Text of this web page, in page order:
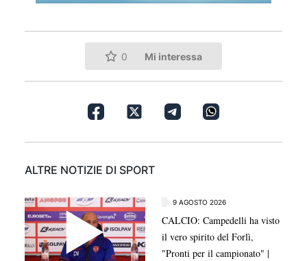
0 Mi interessa
ALTRE NOTIZIE DI SPORT
9 AGOSTO 2026
CALCIO: Campedelli ha visto
il vero spirito del Forlì,
"Pronti per il campionato" |